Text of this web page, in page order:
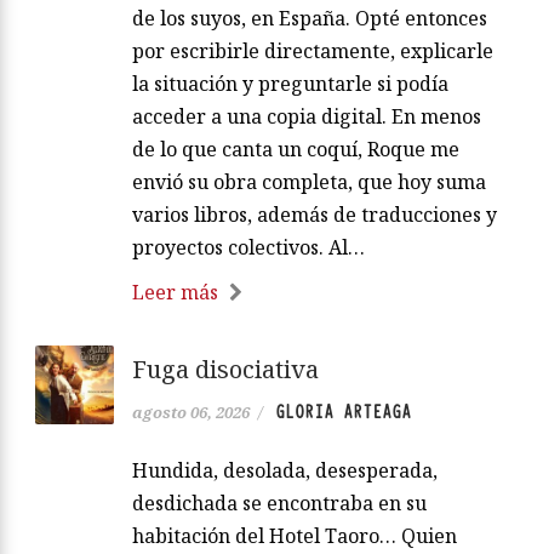
de los suyos, en España. Opté entonces
por escribirle directamente, explicarle
la situación y preguntarle si podía
acceder a una copia digital. En menos
de lo que canta un coquí, Roque me
envió su obra completa, que hoy suma
varios libros, además de traducciones y
proyectos colectivos. Al…
Leer más
Fuga disociativa
agosto 06, 2026 / GLORIA ARTEAGA
Hundida, desolada, desesperada,
desdichada se encontraba en su
habitación del Hotel Taoro… Quien